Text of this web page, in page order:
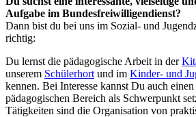
Aufgabe im Bundesfreiwilligendienst?
Dann bist du bei uns im Sozial- und
richtig:
Du lernst die pädagogische Arbeit in der
unserem Schülerhort und im Kinder- und
kennen. Bei Interesse kannst Du auch
pädagogischen Bereich als Schwerpunkt
Tätigkeiten sind die Organisation von